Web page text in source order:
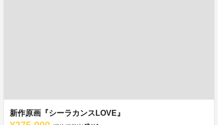
新作原画『シーラカンスLOVE』